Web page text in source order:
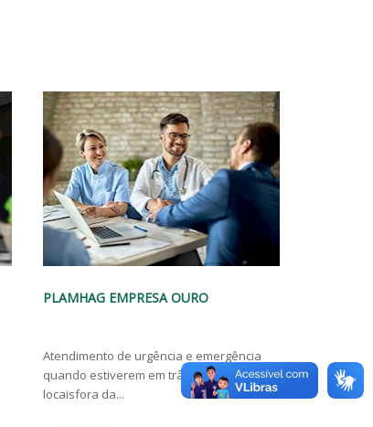
PLAMHAG EMPRESA PRATA
Atendimento de urgência e emergência
quando estiverem em trânsito em
locaisfora da...
quando
locaisfora